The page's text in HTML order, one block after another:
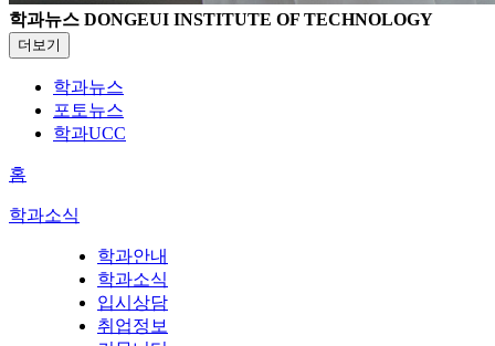
학과뉴스 DONGEUI INSTITUTE OF TECHNOLOGY
더보기
학과뉴스
포토뉴스
학과UCC
홈
학과소식
학과안내
학과소식
입시상담
취업정보